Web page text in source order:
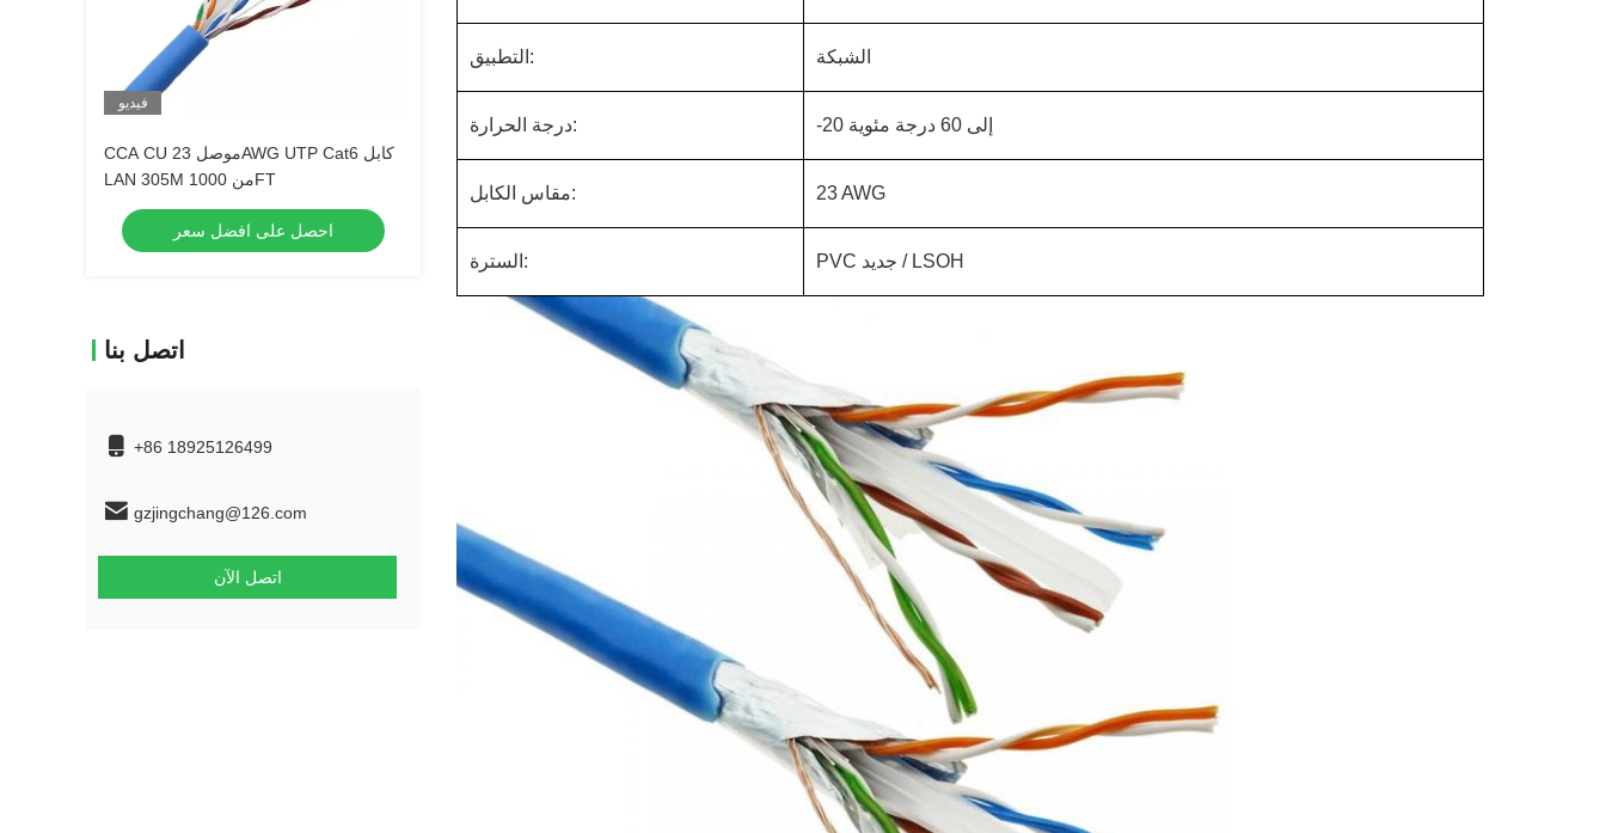
فيديو
CCA CU موصل 23AWG UTP Cat6 كابل
LAN 305M من 1000FT
احصل على افضل سعر
اتصل بنا
+86 18925126499
gzjingchang@126.com
اتصل الآن
التطبيق: الشبكة
درجة الحرارة: -20 إلى 60 درجة مئوية
مقاس الكابل: 23 AWG
السترة: PVC جديد / LSOH